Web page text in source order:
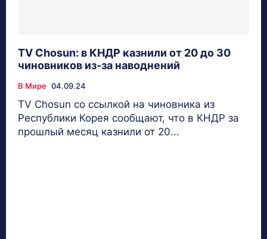
TV Chosun: в КНДР казнили от 20 до 30
чиновников из-за наводнений
В Мире 04.09.24
TV Chosun со ссылкой на чиновника из
Республики Корея сообщают, что в КНДР за
прошлый месяц казнили от 20...